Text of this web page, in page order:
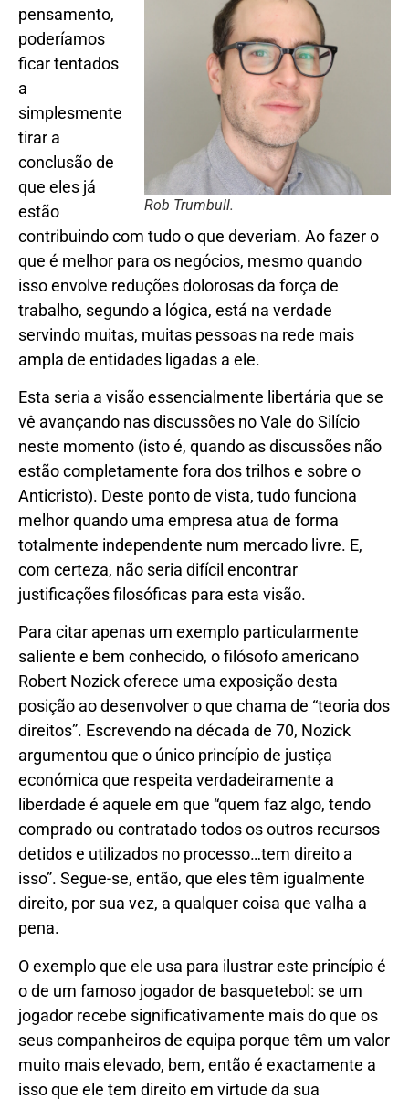
Rob Trumbull.
pensamento,
poderíamos
ficar tentados
a
simplesmente
tirar a
conclusão de
que eles já
estão
contribuindo com tudo o que deveriam. Ao fazer o
que é melhor para os negócios, mesmo quando
isso envolve reduções dolorosas da força de
trabalho, segundo a lógica, está na verdade
servindo muitas, muitas pessoas na rede mais
ampla de entidades ligadas a ele.
Esta seria a visão essencialmente libertária que se
vê avançando nas discussões no Vale do Silício
neste momento (isto é, quando as discussões não
estão completamente fora dos trilhos e sobre o
Anticristo). Deste ponto de vista, tudo funciona
melhor quando uma empresa atua de forma
totalmente independente num mercado livre. E,
com certeza, não seria difícil encontrar
justificações filosóficas para esta visão.
Para citar apenas um exemplo particularmente
saliente e bem conhecido, o filósofo americano
Robert Nozick oferece uma exposição desta
posição ao desenvolver o que chama de “teoria dos
direitos”. Escrevendo na década de 70, Nozick
argumentou que o único princípio de justiça
económica que respeita verdadeiramente a
liberdade é aquele em que “quem faz algo, tendo
comprado ou contratado todos os outros recursos
detidos e utilizados no processo…tem direito a
isso”. Segue-se, então, que eles têm igualmente
direito, por sua vez, a qualquer coisa que valha a
pena.
O exemplo que ele usa para ilustrar este princípio é
o de um famoso jogador de basquetebol: se um
jogador recebe significativamente mais do que os
seus companheiros de equipa porque têm um valor
muito mais elevado, bem, então é exactamente a
isso que ele tem direito em virtude da sua